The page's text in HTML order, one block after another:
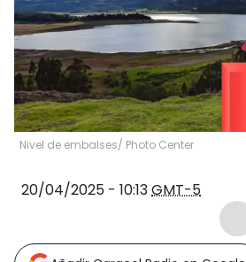
Nivel de embalses/ Photo Center
20/04/2025 - 10:13GMT-5